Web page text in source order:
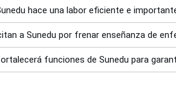
hace una labor eficiente e
a Sunedu por frenar enseñanza de
funciones de Sunedu para